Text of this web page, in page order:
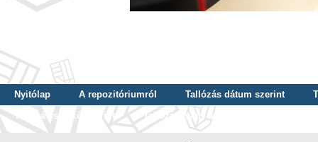
Nyitólap A repozitóriumról Tallózás dátum szerint
Tallózás szerző szerint
Tallózás nyelv szerint